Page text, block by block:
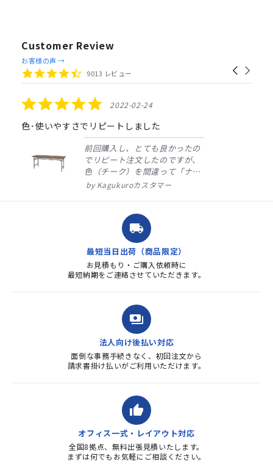
Customer Review
Reviews
carousel
Carousel
arrows
4.4
star
9013 レビュー
お客様の声 →
5.0
star
rating
2022-02-24
色･使いやすさでリピートしました
前回購入し、とても良かったの
でリピート注文したのですが、
色（チーク）を間違って「ナチ
ュラル」としてしまいました。
ました。商品到着も早く、品
質・使いやすさで満足していま
す。また、リピートするときは
よろしくお...
Kagukuroカスタマー
local_shipping
最短当日出荷（商品限定）
お見積もり・ご購入依頼時に
最短納期をご連絡させていただきます。
payments
法人向け後払い対応
面倒な事務手続きなく、初回注文から
請求書掛け払いがご利用いただけます。
thumb_up
オフィス一式・レイアウト対応
全国8拠点、無料出張見積いたします。
まずは何でもお気軽にご相談ください。